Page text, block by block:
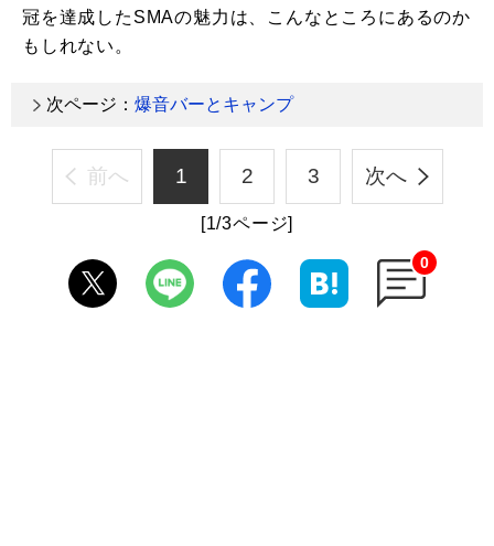
冠を達成したSMAの魅力は、こんなところにあるのか
もしれない。
次ページ： 爆音バーとキャンプ
前へ 1 2 3 次へ
[1/3ページ]
0